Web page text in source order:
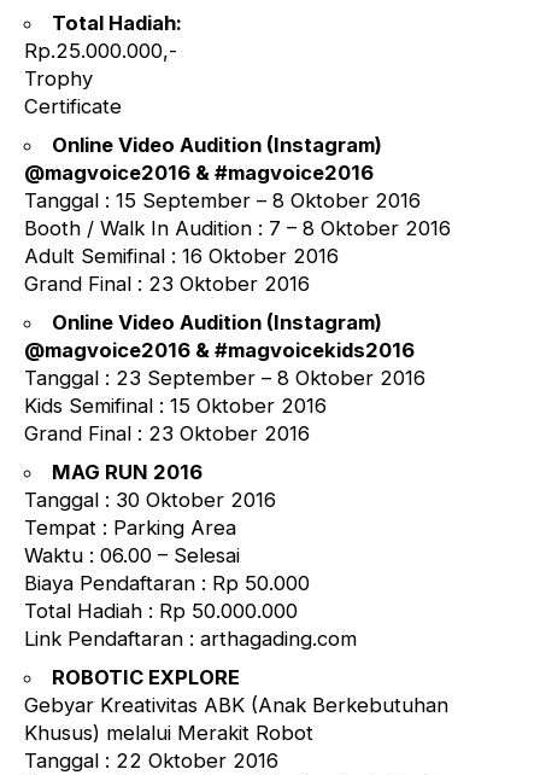
Total Hadiah:
Rp.25.000.000,-
Trophy
Certificate
Online Video Audition (Instagram)
@magvoice2016 & #magvoice2016
Tanggal : 15 September – 8 Oktober 2016
Booth / Walk In Audition : 7 – 8 Oktober 2016
Adult Semifinal : 16 Oktober 2016
Grand Final : 23 Oktober 2016
Online Video Audition (Instagram)
@magvoice2016 & #magvoicekids2016
Tanggal : 23 September – 8 Oktober 2016
Kids Semifinal : 15 Oktober 2016
Grand Final : 23 Oktober 2016
MAG RUN 2016
Tanggal : 30 Oktober 2016
Tempat : Parking Area
Waktu : 06.00 – Selesai
Biaya Pendaftaran : Rp 50.000
Total Hadiah : Rp 50.000.000
Link Pendaftaran : arthagading.com
ROBOTIC EXPLORE
Gebyar Kreativitas ABK (Anak Berkebutuhan
Khusus) melalui Merakit Robot
Tanggal : 22 Oktober 2016